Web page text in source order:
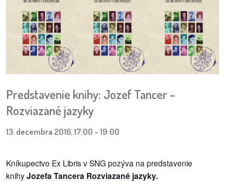
protesty
granty
Historický
zákony
časti
Predstavenie knihy: Jozef Tancer –
Rozviazané jazyky
13. decembra 2016, 17:00 -19:00
Kníkupectvo Ex Libris v SNG pozýva na predstavenie
knihyJozefa Tancera Rozviazané jazyky.